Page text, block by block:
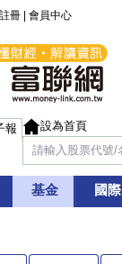
註冊 會員中心
報 設為首頁
基金 國際